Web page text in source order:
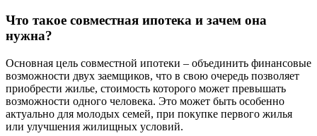
Что такое совместная ипотека и зачем она
нужна?
Основная цель совместной ипотеки – объединить финансовые
возможности двух заемщиков, что в свою очередь позволяет
приобрести жилье, стоимость которого может превышать
возможности одного человека. Это может быть особенно
актуально для молодых семей, при покупке первого жилья
или улучшения жилищных условий.